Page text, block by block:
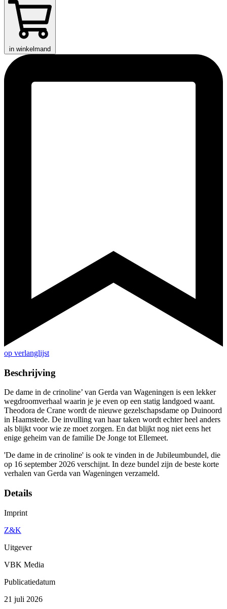
in winkelmand
op verlanglijst
Beschrijving
De dame in de crinoline’ van Gerda van Wageningen is een lekker
wegdroomverhaal waarin je je even op een statig landgoed waant.
Theodora de Crane wordt de nieuwe gezelschapsdame op Duinoord
in Haamstede. De invulling van haar taken wordt echter heel anders
als blijkt voor wie ze moet zorgen. En dat blijkt nog niet eens het
enige geheim van de familie De Jonge tot Ellemeet.
'De dame in de crinoline' is ook te vinden in de Jubileumbundel, die
op 16 september 2026 verschijnt. In deze bundel zijn de beste korte
verhalen van Gerda van Wageningen verzameld.
Details
Imprint
Z&K
Uitgever
VBK Media
Publicatiedatum
21 juli 2026